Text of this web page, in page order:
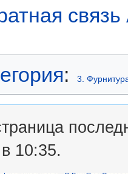
связь
: 3.
10:35.